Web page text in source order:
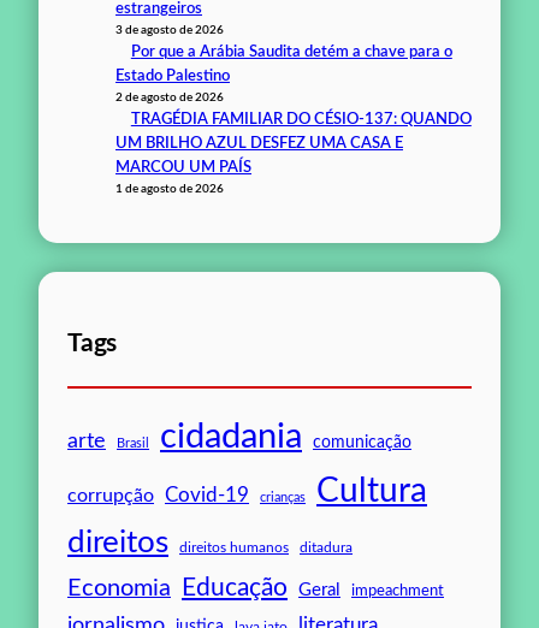
estrangeiros
3 de agosto de 2026
Por que a Arábia Saudita detém a chave para o
Estado Palestino
2 de agosto de 2026
TRAGÉDIA FAMILIAR DO CÉSIO-137: QUANDO
UM BRILHO AZUL DESFEZ UMA CASA E
MARCOU UM PAÍS
1 de agosto de 2026
Tags
arte Brasil cidadania comunicação
corrupção Covid-19 crianças Cultura
direitos direitos humanos ditadura
Economia Educação Geral impeachment